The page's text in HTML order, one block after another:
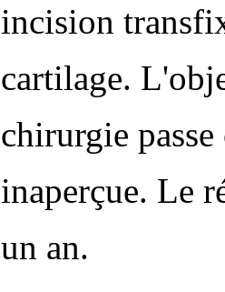
incision
cartilage.
chirurgie
inaperçue. Le
un an.